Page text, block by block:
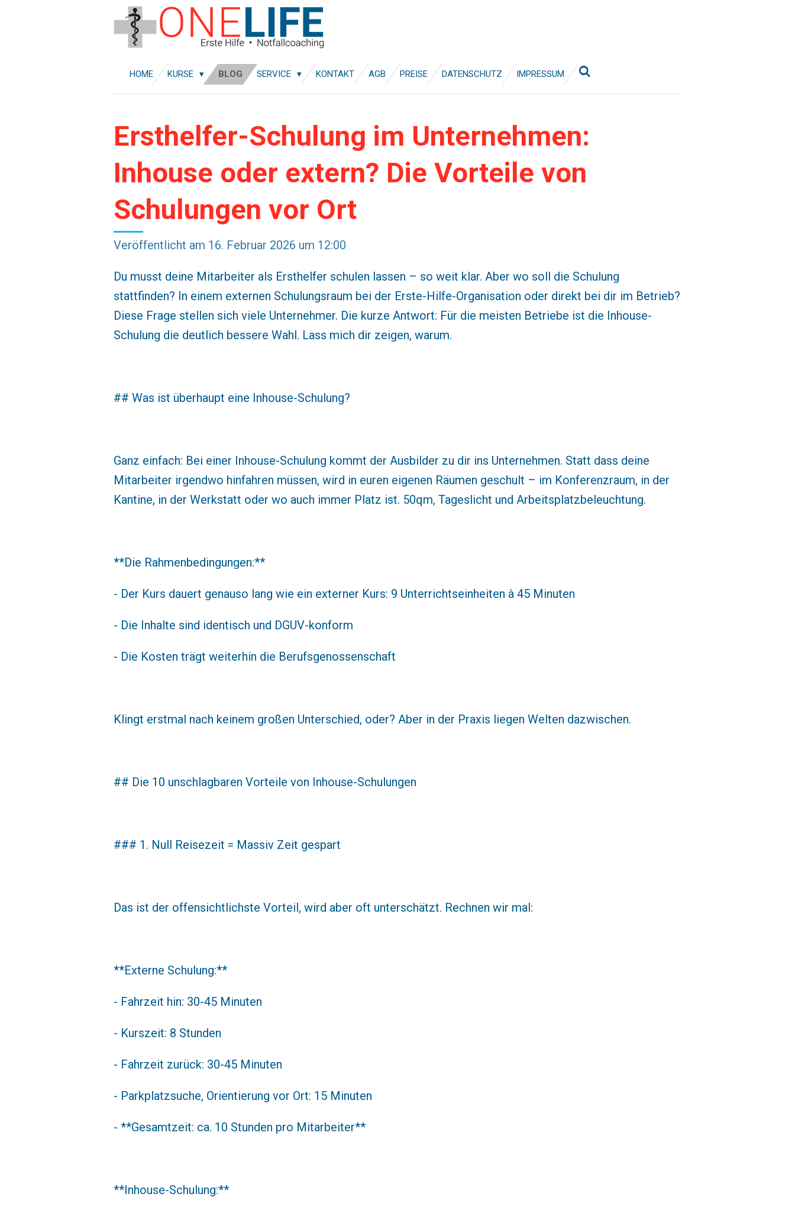
HOME KURSE BLOG SERVICE KONTAKT AGB PREISE DATENSCHUTZ IMPRESSUM
Ersthelfer-Schulung im Unternehmen:
Inhouse oder extern? Die Vorteile von
Schulungen vor Ort
Veröffentlicht am 16. Februar 2026 um 12:00
Du musst deine Mitarbeiter als Ersthelfer schulen lassen – so weit klar. Aber wo soll die Schulung
stattfinden? In einem externen Schulungsraum bei der Erste-Hilfe-Organisation oder direkt bei dir im Betrieb?
Diese Frage stellen sich viele Unternehmer. Die kurze Antwort: Für die meisten Betriebe ist die Inhouse-
Schulung die deutlich bessere Wahl. Lass mich dir zeigen, warum.
## Was ist überhaupt eine Inhouse-Schulung?
Ganz einfach: Bei einer Inhouse-Schulung kommt der Ausbilder zu dir ins Unternehmen. Statt dass deine
Mitarbeiter irgendwo hinfahren müssen, wird in euren eigenen Räumen geschult – im Konferenzraum, in der
Kantine, in der Werkstatt oder wo auch immer Platz ist. 50qm, Tageslicht und Arbeitsplatzbeleuchtung.
**Die Rahmenbedingungen:**
- Der Kurs dauert genauso lang wie ein externer Kurs: 9 Unterrichtseinheiten à 45 Minuten
- Die Inhalte sind identisch und DGUV-konform
- Die Kosten trägt weiterhin die Berufsgenossenschaft
Klingt erstmal nach keinem großen Unterschied, oder? Aber in der Praxis liegen Welten dazwischen.
## Die 10 unschlagbaren Vorteile von Inhouse-Schulungen
### 1. Null Reisezeit = Massiv Zeit gespart
Das ist der offensichtlichste Vorteil, wird aber oft unterschätzt. Rechnen wir mal:
**Externe Schulung:**
- Fahrzeit hin: 30-45 Minuten
- Kurszeit: 8 Stunden
- Fahrzeit zurück: 30-45 Minuten
- Parkplatzsuche, Orientierung vor Ort: 15 Minuten
- **Gesamtzeit: ca. 10 Stunden pro Mitarbeiter**
**Inhouse-Schulung:**